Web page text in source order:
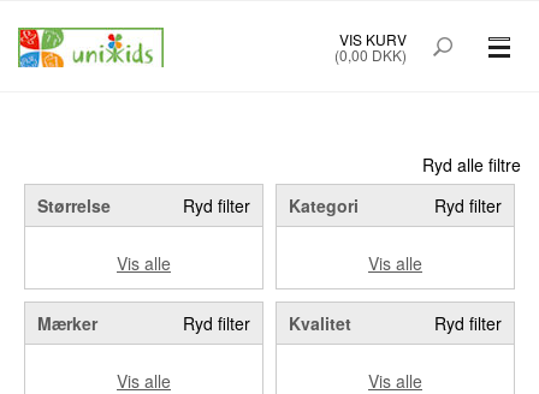
VIS KURV
(0,00 DKK)
BABYUDSTYR
MÆRKER
Ryd alle filtre
Størrelse
Ryd filter
Vis alle
Kategori Ryd filter
Vis alle
Mærker Ryd filter
Vis alle
Kvalitet Ryd filter
Vis alle